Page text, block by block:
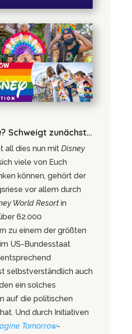
? Schweigt zunächst…
all dies nun mit Disney
viele von Euch
können, gehört der
vor allem durch
World Resortin
62.000
zu einem der größten
US-Bundesstaat
selbstverständlich auch
ein solches
auf die politischen
Und durch Initiativen
Tomorrow-